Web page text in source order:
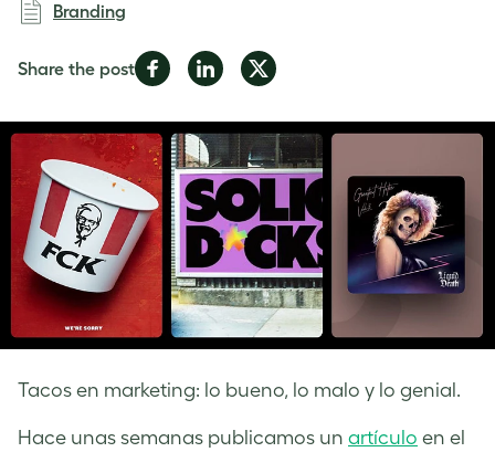
Tacos en marketing: lo bueno, lo malo y lo genial.
Branding
Share the postShare
Facebook
Share
LinkedIn
Share
Twitter
Hace unas semanas publicamos un artículo en el